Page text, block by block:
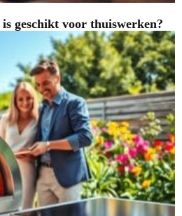
geschikt voor thuiswerken?